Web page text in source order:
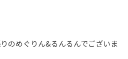
のめぐりん&るんるんでございま